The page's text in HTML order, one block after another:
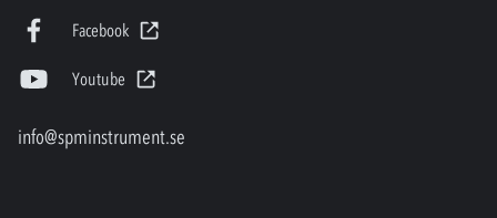
Facebook
Youtube
info@spminstrument.se